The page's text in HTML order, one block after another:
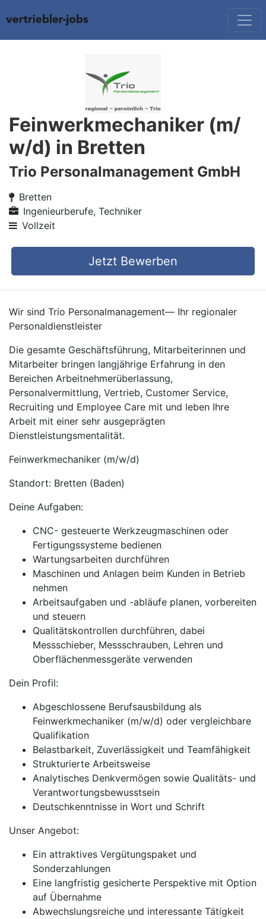
Feinwerkmechaniker (m/
w/d) in Bretten
Trio Personalmanagement GmbH
Bretten
Ingenieurberufe, Techniker
Vollzeit
Jetzt Bewerben
Wir sind Trio Personalmanagement— Ihr regionaler
Personaldienstleister
Die gesamte Geschäftsführung, Mitarbeiterinnen und
Mitarbeiter bringen langjährige Erfahrung in den
Bereichen Arbeitnehmerüberlassung,
Personalvermittlung, Vertrieb, Customer Service,
Recruiting und Employee Care mit und leben Ihre
Arbeit mit einer sehr ausgeprägten
Dienstleistungsmentalität.
Feinwerkmechaniker (m/w/d)
Standort: Bretten (Baden)
Deine Aufgaben:
CNC- gesteuerte Werkzeugmaschinen oder
Fertigungssysteme bedienen
Wartungsarbeiten durchführen
Maschinen und Anlagen beim Kunden in Betrieb
nehmen
Arbeitsaufgaben und -abläufe planen, vorbereiten
und steuern
Qualitätskontrollen durchführen, dabei
Messschieber, Messschrauben, Lehren und
Oberflächenmessgeräte verwenden
Dein Profil:
Abgeschlossene Berufsausbildung als
Feinwerkmechaniker (m/w/d) oder vergleichbare
Qualifikation
Belastbarkeit, Zuverlässigkeit und Teamfähigkeit
Strukturierte Arbeitsweise
Analytisches Denkvermögen sowie Qualitäts- und
Verantwortungsbewusstsein
Deutschkenntnisse in Wort und Schrift
Unser Angebot:
Ein attraktives Vergütungspaket und
Sonderzahlungen
Eine langfristig gesicherte Perspektive mit Option
auf Übernahme
Abwechslungsreiche und interessante Tätigkeit